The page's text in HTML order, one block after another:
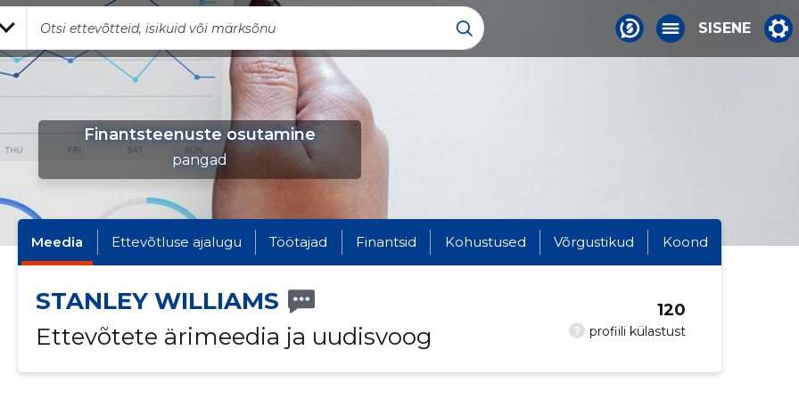
SISENE
Finantsteenuste osutamine
pangad
Meedia Ettevõtluse ajalugu Töötajad Finantsid Kohustused Võrgustikud Koond
STANLEY WILLIAMS
Ettevõtete ärimeedia ja uudisvoog
? profiili külastust
120